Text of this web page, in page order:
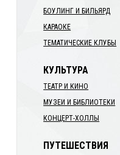
БОУЛИНГ И БИЛЬЯРД
КАРАОКЕ
ТЕМАТИЧЕСКИЕ КЛУБЫ
КУЛЬТУРА
ТЕАТР И КИНО
МУЗЕИ И БИБЛИОТЕКИ
КОНЦЕРТ-ХОЛЛЫ
ПУТЕШЕСТВИЯ